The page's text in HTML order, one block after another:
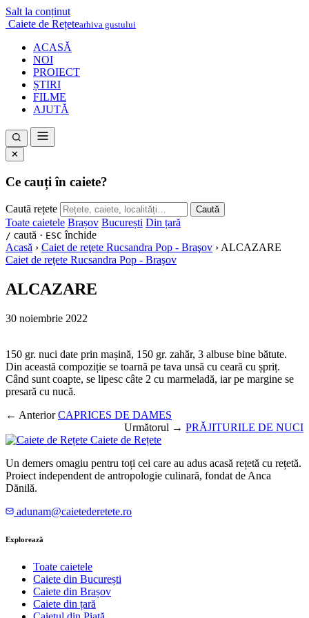
Salt la conținut
Caiete de Rețetearhiva gustului
ACASĂ
NOI
PROIECT
ȘTIRI
FILME
AJUTĂ
✕
Ce cauți în caiete?
Caută rețete Caută
Toate caietele Brașov București Din țară
/ caută · ESC închide
Acasă › Caiet de reţete Rucsandra Pop - Braşov ›ALCAZARE
Caiet de reţete Rucsandra Pop - Braşov
ALCAZARE
30 noiembrie 2022
150 gr. nuci date prin mașină, 150 gr. zahăr, 3 albuse bine bătute.
Din această compoziție se toarnă pe tava unsă cu ceară cu șpriț.
Când sunt coapte, se lipesc câte 2 cu marmeladă, iar pe margine se
presară cu nucă.
← Anterior CAPRICES DE DAMES
Următorul → PRĂJITURILE DE NUCI
Caiete de Rețete
Un demers omagiu pentru toți cei care au adus acasă rețetă cu rețetă.
Proiect independent de antropologie culinară, fondat de Anca
Dănilă.
adunam@caietederetete.ro
Explorează
Toate caietele
Caiete din București
Caiete din Brașov
Caiete din țară